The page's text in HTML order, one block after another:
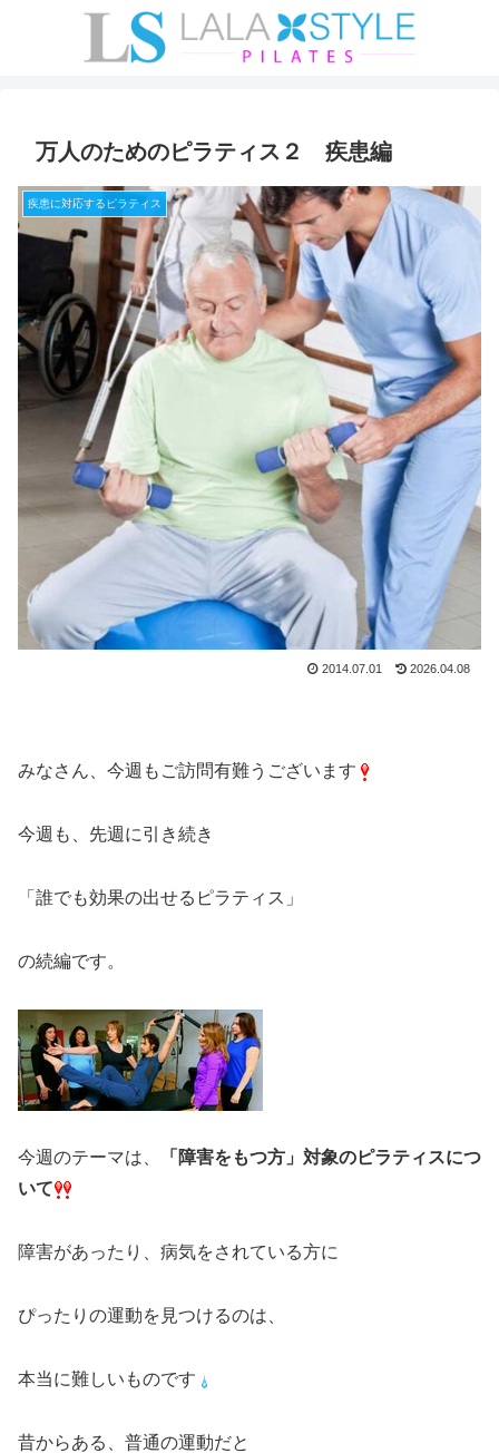
万人のためのピラティス２ 疾患編
疾患に対応するピラティス
2014.07.01 2026.04.08
みなさん、今週もご訪問有難うございます
今週も、先週に引き続き
「誰でも効果の出せるピラティス」
の続編です。
今週のテーマは、
「障害をもつ方」対象のピラティスにつ
いて
障害があったり、病気をされている方に
ぴったりの運動を見つけるのは、
本当に難しいものです
昔からある、普通の運動だと